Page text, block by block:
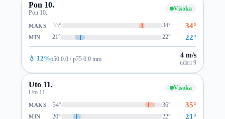
Pon 10.
Pon 10.
Visoka
MAKS 33° 34° 34°
MIN 21° 22° 22°
💧 12%p50 0.0 / p75 0.0 mm 4 m/s
udari 9
Uto 11.
Uto 11.
Visoka
MAKS 34° 36° 35°
MIN 20° 22° 21°